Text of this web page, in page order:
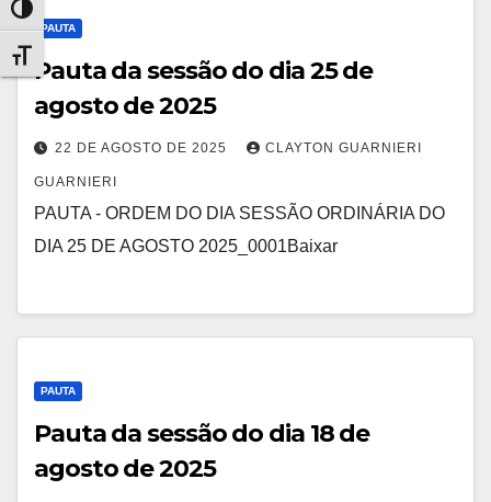
Alternar alto contraste
Alternar tamanho da fonte
PAUTA
Pauta da sessão do dia 25 de
agosto de 2025
22 DE AGOSTO DE 2025 CLAYTON GUARNIERI
GUARNIERI
PAUTA - ORDEM DO DIA SESSÃO ORDINÁRIA DO
DIA 25 DE AGOSTO 2025_0001Baixar
PAUTA
Pauta da sessão do dia 18 de
agosto de 2025